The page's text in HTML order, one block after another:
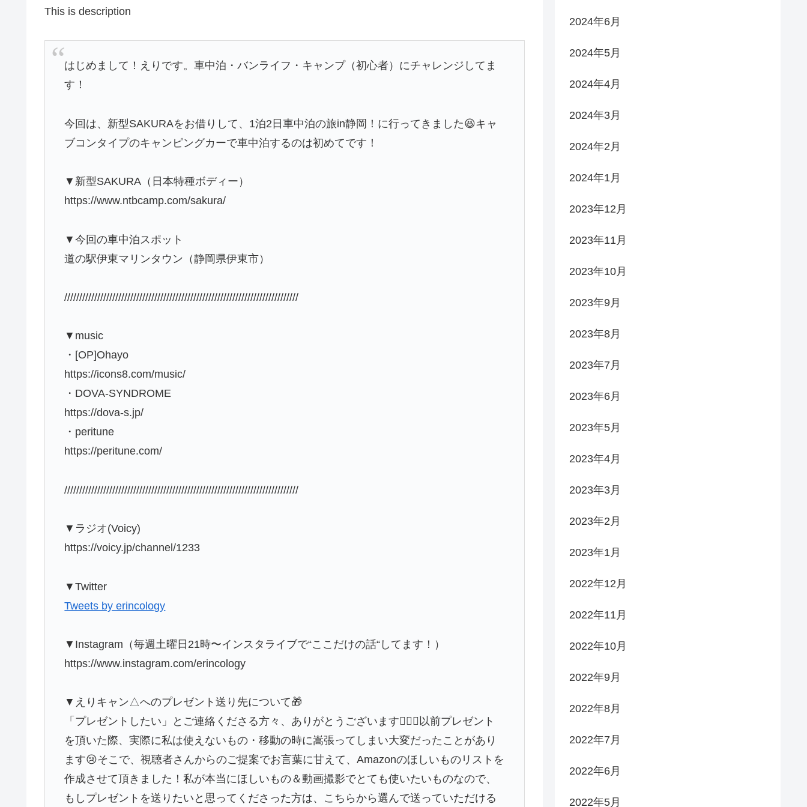
This is description
はじめまして！えりです。車中泊・バンライフ・キャンプ（初心者）にチャレンジしてま
す！
今回は、新型SAKURAをお借りして、1泊2日車中泊の旅in静岡！に行ってきました😆キャ
ブコンタイプのキャンピングカーで車中泊するのは初めてです！
▼新型SAKURA（日本特種ボディー）
https://www.ntbcamp.com/sakura/
▼今回の車中泊スポット
道の駅伊東マリンタウン（静岡県伊東市）
//////////////////////////////////////////////////////////////////////////////
▼music
・[OP]Ohayo
https://icons8.com/music/
・DOVA-SYNDROME
https://dova-s.jp/
・peritune
https://peritune.com/
//////////////////////////////////////////////////////////////////////////////
▼ラジオ(Voicy)
https://voicy.jp/channel/1233
▼Twitter
Tweets by erincology
▼Instagram（毎週土曜日21時〜インスタライブで“ここだけの話“してます！）
https://www.instagram.com/erincology
▼えりキャン△へのプレゼント送り先について🎁
「プレゼントしたい」とご連絡くださる方々、ありがとうございます🙇‍♀️✨以前プレゼント
を頂いた際、実際に私は使えないもの・移動の時に嵩張ってしまい大変だったことがあり
ます😢そこで、視聴者さんからのご提案でお言葉に甘えて、Amazonのほしいものリストを
作成させて頂きました！私が本当にほしいもの＆動画撮影でとても使いたいものなので、
もしプレゼントを送りたいと思ってくださった方は、こちらから選んで送っていただける
2024年6月
2024年5月
2024年4月
2024年3月
2024年2月
2024年1月
2023年12月
2023年11月
2023年10月
2023年9月
2023年8月
2023年7月
2023年6月
2023年5月
2023年4月
2023年3月
2023年2月
2023年1月
2022年12月
2022年11月
2022年10月
2022年9月
2022年8月
2022年7月
2022年6月
2022年5月